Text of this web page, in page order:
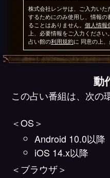
株式会社レンサは、ご入力い
するためにのみ使用し、情報
ることはありません。 個人情報
上、必要情報をご入力くださ
占い館の利用規約に 同意の上、
動
この占い番組は、次の
＜OS＞
Android 10.0以降
iOS 14.x以降
＜ブラウザ＞